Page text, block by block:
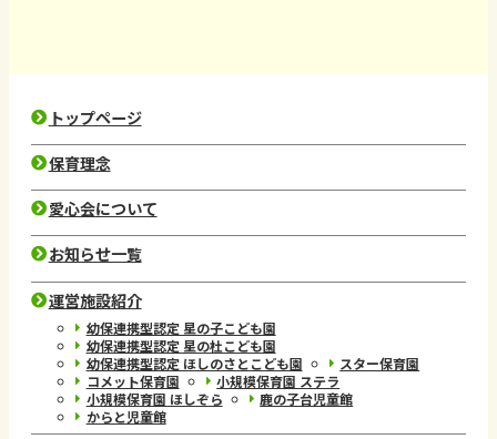
トップページ
保育理念
愛心会について
お知らせ一覧
運営施設紹介
幼保連携型認定 星の子こども園
幼保連携型認定 星の杜こども園
幼保連携型認定 ほしのさとこども園
スター保育園
コメット保育園
小規模保育園 ステラ
小規模保育園 ほしぞら
鹿の子台児童館
からと児童館